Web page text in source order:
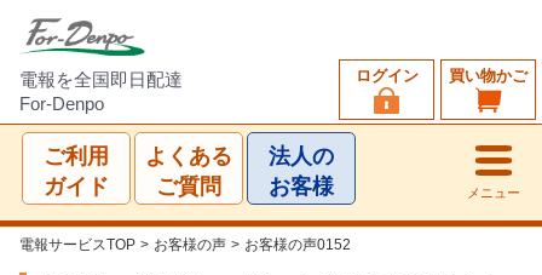
電報を全国即日配達
For-Denpo
買い物かご
ログイン
ご利用
ガイド
よくある
ご質問
法人の
お客様
メニュー
電報サービスTOP > お客様の声 > お客様の声0152